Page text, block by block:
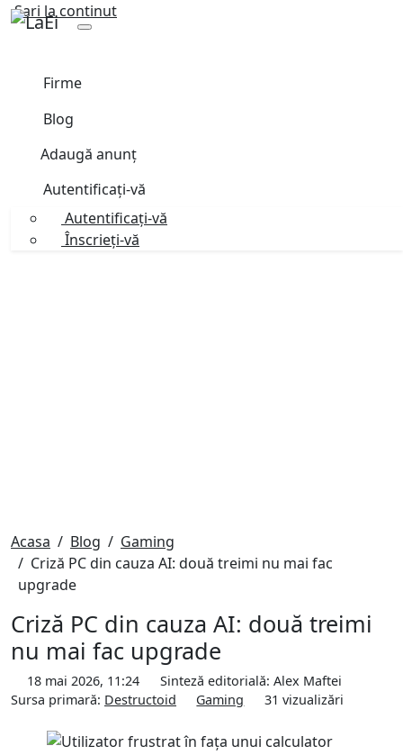
Sari la continut
Firme
Blog
Adaugă anunț
Autentificați-vă
Autentificați-vă
Înscrieți-vă
Acasa Blog
Gaming
Criză PC din cauza AI: două treimi nu mai fac
upgrade
Criză PC din cauza AI: două treimi
nu mai fac upgrade
18 mai 2026, 11:24 Sinteză editorială: Alex Maftei
Sursa primară: Destructoid Gaming 31 vizualizări